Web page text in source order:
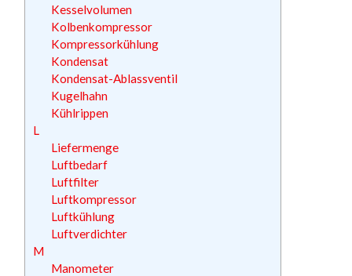
Kesselvolumen
Kolbenkompressor
Kompressorkühlung
Kondensat
Kondensat-Ablassventil
Kugelhahn
Kühlrippen
L
Liefermenge
Luftbedarf
Luftfilter
Luftkompressor
Luftkühlung
Luftverdichter
M
Manometer